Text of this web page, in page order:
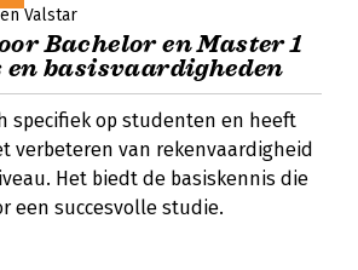
Valstar
Bachelor en Master 1
basisvaardigheden
specifiek op studenten en heeft
verbeteren van rekenvaardigheid
Het biedt de basiskennis die
een succesvolle studie.